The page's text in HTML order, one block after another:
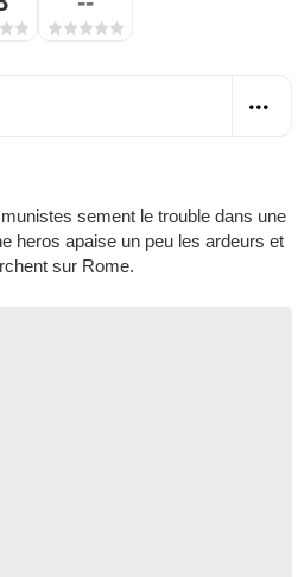
sement le trouble dans une
heros apaise un peu les ardeurs et
sur Rome.